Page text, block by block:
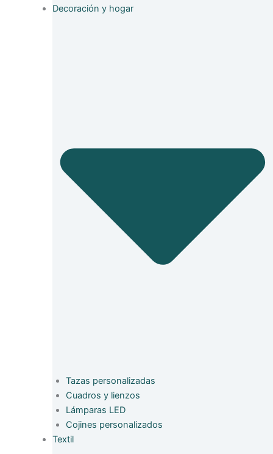
Decoración y hogar
Tazas personalizadas
Cuadros y lienzos
Lámparas LED
Cojines personalizados
Textil